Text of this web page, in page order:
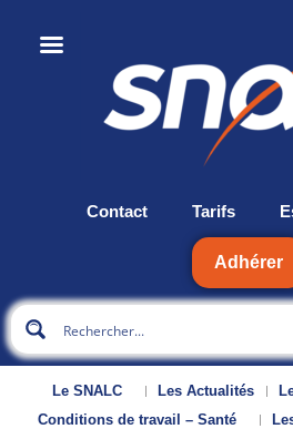
Contact Tarifs
Adhérer
Le SNALC Les Actualités
Conditions de travail – Santé